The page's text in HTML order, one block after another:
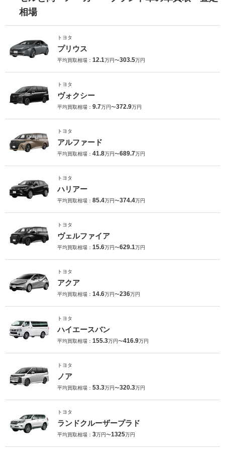
相場
トヨタ
プリウス
平均買取相場： 12.1万円〜303.5万円
トヨタ
ヴォクシー
平均買取相場： 9.7万円〜372.9万円
トヨタ
アルファード
平均買取相場： 41.8万円〜689.7万円
トヨタ
ハリアー
平均買取相場： 85.4万円〜374.4万円
トヨタ
ヴェルファイア
平均買取相場： 15.6万円〜629.1万円
トヨタ
アクア
平均買取相場： 14.6万円〜236万円
トヨタ
ハイエースバン
平均買取相場： 155.3万円〜416.9万円
トヨタ
ノア
平均買取相場： 53.3万円〜320.3万円
トヨタ
ランドクルーザープラド
平均買取相場： 3万円〜1325万円